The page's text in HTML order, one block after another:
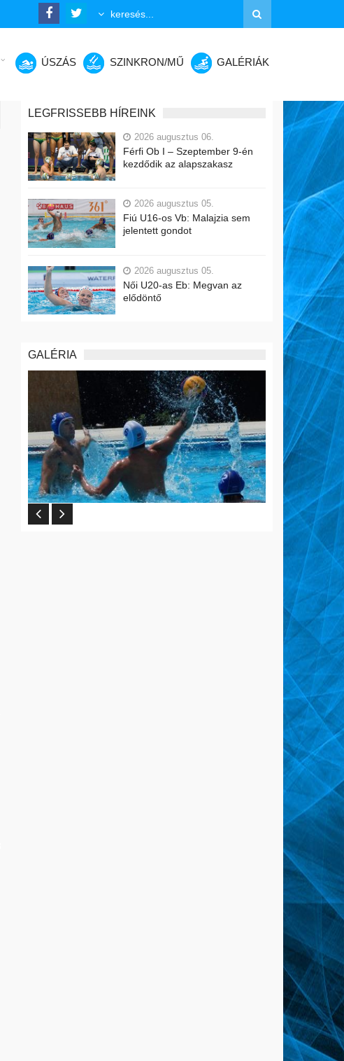
ÚSZÁS SZINKRON/MŰ GALÉRIÁK
LEGFRISSEBB HÍREINK
2026 augusztus 06.
Férfi Ob I – Szeptember 9-én
kezdődik az alapszakasz
2026 augusztus 05.
Fiú U16-os Vb: Malajzia sem
jelentett gondot
2026 augusztus 05.
Női U20-as Eb: Megvan az
elődöntő
GALÉRIA